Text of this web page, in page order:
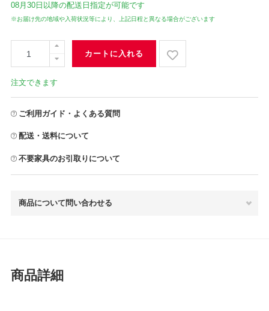
08月30日 以降の配送日指定が可能です
※お届け先の地域や入荷状況等により、上記日程と異なる場合がございます
カートに入れる
注文できます
ご利用ガイド・よくある質問
配送・送料について
不要家具のお引取りについて
商品について問い合わせる
商品詳細